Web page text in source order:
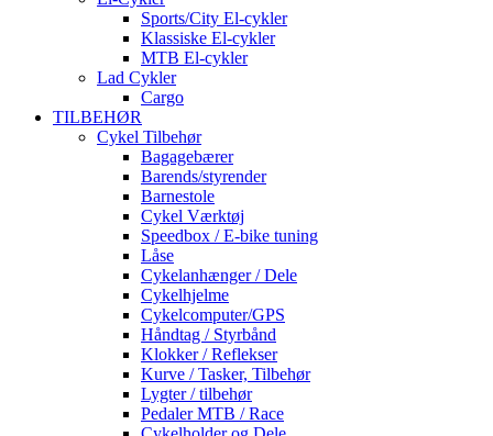
Sports/City El-cykler
Klassiske El-cykler
MTB El-cykler
Lad Cykler
Cargo
TILBEHØR
Cykel Tilbehør
Bagagebærer
Barends/styrender
Barnestole
Cykel Værktøj
Speedbox / E-bike tuning
Låse
Cykelanhænger / Dele
Cykelhjelme
Cykelcomputer/GPS
Håndtag / Styrbånd
Klokker / Reflekser
Kurve / Tasker, Tilbehør
Lygter / tilbehør
Pedaler MTB / Race